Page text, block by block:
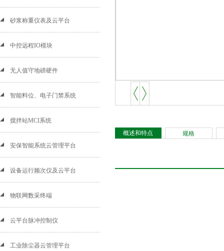
砂浆称重仪表及云平台
中控远程IO模块
无人值守地磅硬件
智能料位、电子门禁系统
搅拌站MCI系统
安保智能系统云管理平台
设备运行频次仪及云平台
物联网数采终端
云平台脉冲控制仪
工业除尘器云管理平台
概述和特点 规格